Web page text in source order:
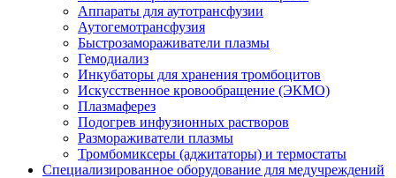
Аппараты для аутотрансфузии
Аутогемотрансфузия
Быстрозамораживатели плазмы
Гемодиализ
Инкубаторы для хранения тромбоцитов
Искусственное кровообращение (ЭКМО)
Плазмаферез
Подогрев инфузионных растворов
Размораживатели плазмы
Тромбомиксеры (аджитаторы) и термостаты
Специализированное оборудование для медучреждений